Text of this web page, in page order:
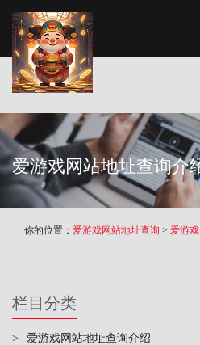
爱游戏网站地址查询介
你的位置： 爱游戏网站地址查询 > 爱游
栏目分类
> 爱游戏网站地址查询介绍